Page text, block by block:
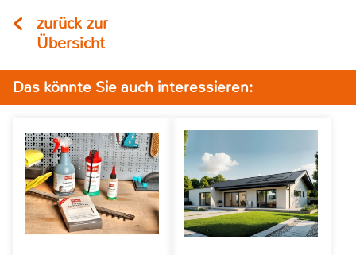
zurück zur
Übersicht
Das könnte Sie auch interessieren: